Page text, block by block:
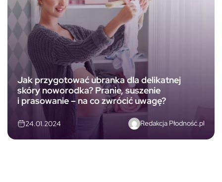
Jak przygotować ubranka dla delikatnej
skóry noworodka? Pranie, suszenie
i prasowanie – na co zwrócić uwagę?
24.01.2024 Redakcja Płodność.pl